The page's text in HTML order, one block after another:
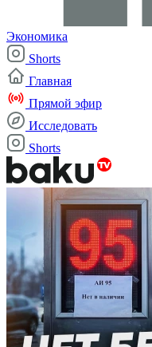
Экономика
Shorts
Главная
Прямой эфир
Исследовать
Shorts